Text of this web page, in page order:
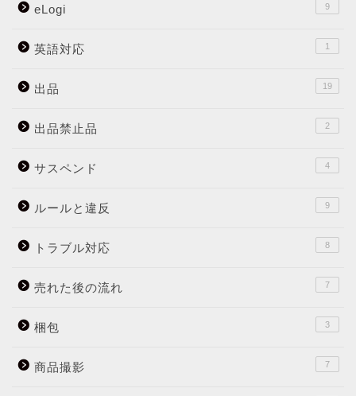
eLogi 9
英語対応 1
出品 19
出品禁止品 2
サスペンド 4
ルールと違反 9
トラブル対応 8
売れた後の流れ 7
梱包 3
商品撮影 7